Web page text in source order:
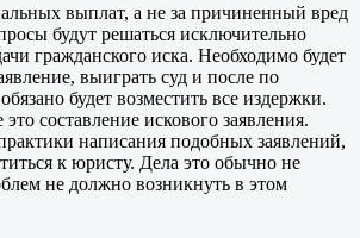
выплат, а не за причиненный вред
будут решаться исключительно
гражданского иска. Необходимо будет
выиграть суд и после по
будет возместить все издержки.
это составление искового заявления.
написания подобных заявлений,
к юристу. Дела это обычно не
не должно возникнуть в этом